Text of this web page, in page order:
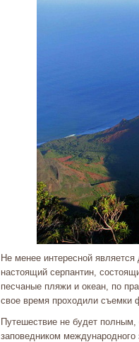
Не менее интересной
настоящий серпантин,
песчаные пляжи и океан, по
свое время проходили съемки
Путешествие не будет
заповедником